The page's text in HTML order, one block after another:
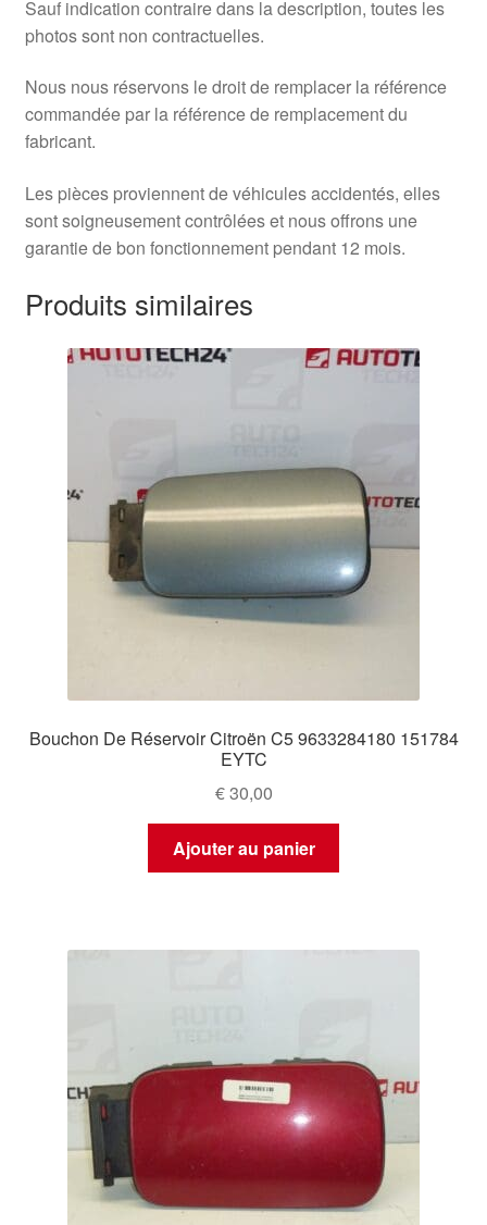
Sauf indication contraire dans la description, toutes les
photos sont non contractuelles.
Nous nous réservons le droit de remplacer la référence
commandée par la référence de remplacement du
fabricant.
Les pièces proviennent de véhicules accidentés, elles
sont soigneusement contrôlées et nous offrons une
garantie de bon fonctionnement pendant 12 mois.
Produits similaires
Bouchon De Réservoir Citroën C5 9633284180 151784
EYTC
€30,00
Ajouter au panier